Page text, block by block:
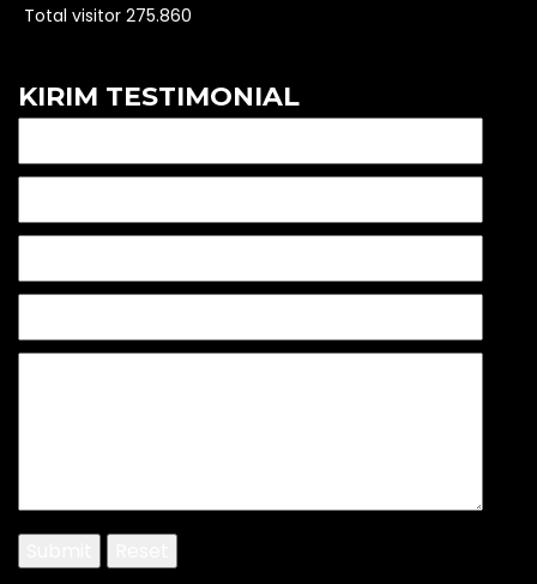
Total visitor 275.860
KIRIM TESTIMONIAL